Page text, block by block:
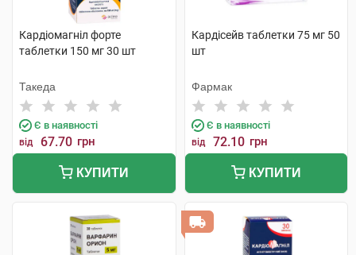
Кардіомагніл форте
таблетки 150 мг 30 шт
Такеда
Є в наявності
від 67.70 грн
КУПИТИ
Кардісейв таблетки 75 мг 50
шт
Фармак
Є в наявності
від 72.10 грн
КУПИТИ